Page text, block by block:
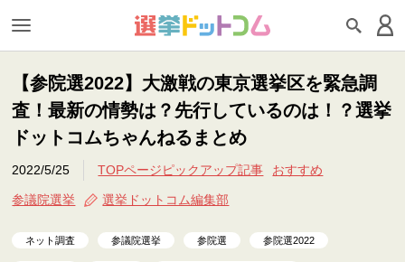
【参院選2022】大激戦の東京選挙区を緊急調
査！最新の情勢は？先行しているのは！？選挙
ドットコムちゃんねるまとめ
2022/5/25 TOPページピックアップ記事 おすすめ
参議院選挙 選挙ドットコム編集部
ネット調査 参議院選挙 参院選 参院選2022